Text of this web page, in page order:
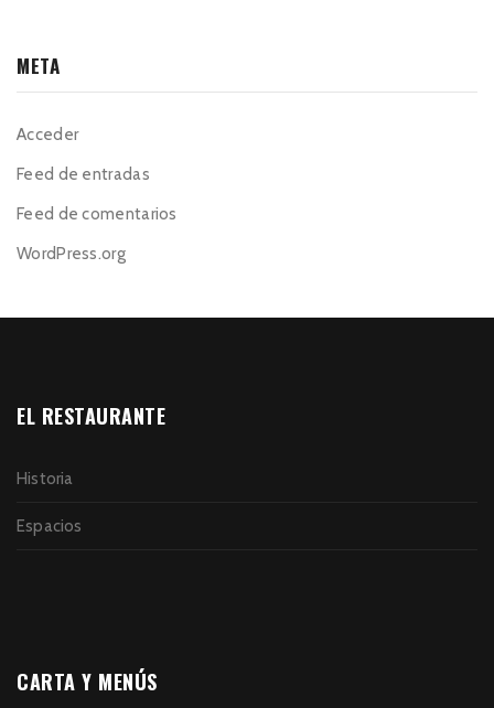
META
Acceder
Feed de entradas
Feed de comentarios
WordPress.org
EL RESTAURANTE
Historia
Espacios
CARTA Y MENÚS